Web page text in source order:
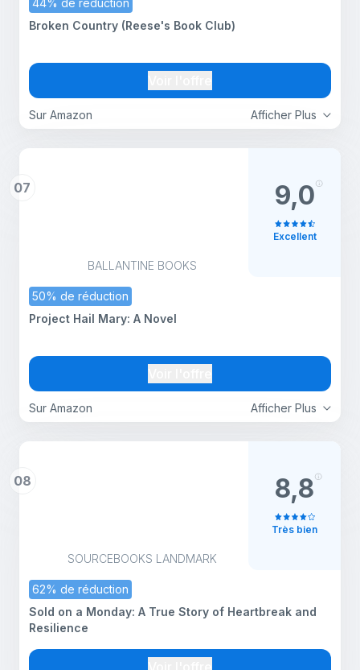
44% de réduction
Afficher Plus
Sur Amazon
Broken Country (Reese's Book Club)
07
BALLANTINE BOOKS
50% de réduction
Afficher Plus
Sur Amazon
Project Hail Mary: A Novel
9,0
Excellent
08
SOURCEBOOKS LANDMARK
62% de réduction
Sold on a Monday: A True Story of Heartbreak and
Resilience
8,8
Très bien